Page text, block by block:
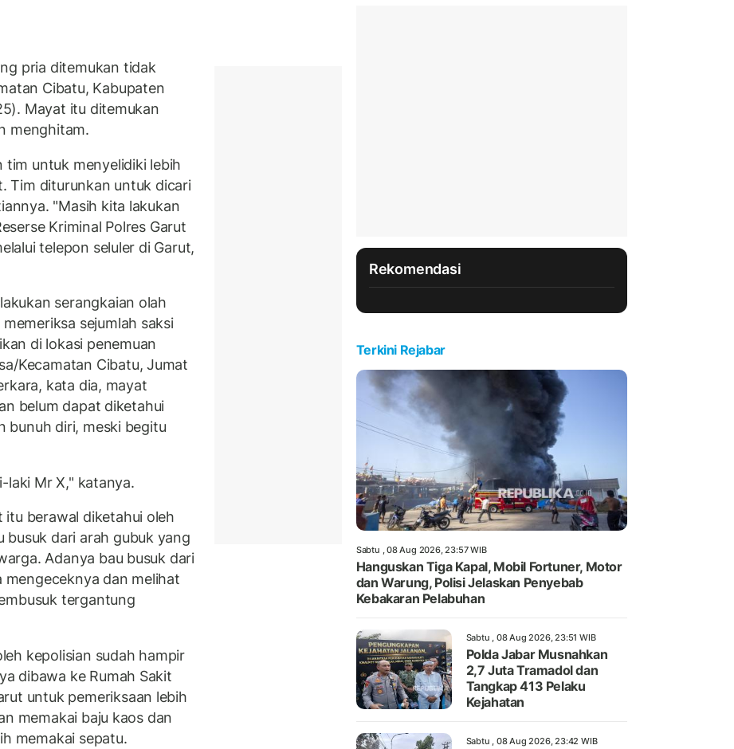
pria ditemukan tidak
Cibatu, Kabupaten
Mayat itu ditemukan
menghitam.
tim untuk menyelidiki lebih
Tim diturunkan untuk dicari
"Masih kita lakukan
Kriminal Polres Garut
telepon seluler di Garut,
serangkaian olah
sejumlah saksi
di lokasi penemuan
Kecamatan Cibatu, Jumat
kata dia, mayat
belum dapat diketahui
bunuh diri, meski begitu
laki Mr X," katanya.
itu berawal diketahui oleh
dari arah gubuk yang
Adanya bau busuk dari
dan melihat
tergantung
kepolisian sudah hampir
dibawa ke Rumah Sakit
untuk pemeriksaan lebih
memakai baju kaos dan
memakai sepatu.
Rekomendasi
Terkini Rejabar
Sabtu , 08 Aug 2026, 23:57 WIB
Hanguskan Tiga Kapal, Mobil Fortuner, Motor
dan Warung, Polisi Jelaskan Penyebab
Kebakaran Pelabuhan
Sabtu , 08 Aug 2026, 23:51 WIB
Polda Jabar Musnahkan
2,7 Juta Tramadol dan
Tangkap 413 Pelaku
Kejahatan
Sabtu , 08 Aug 2026, 23:42 WIB